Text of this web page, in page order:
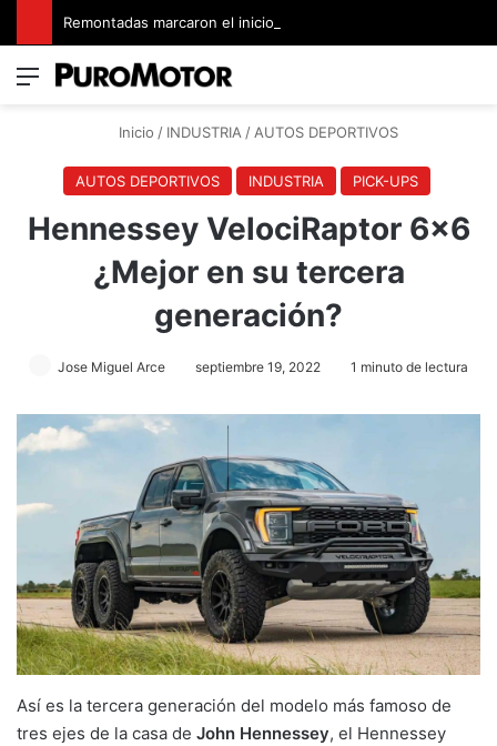
Menú
Inicio / INDUSTRIA / AUTOS DEPORTIVOS
AUTOS DEPORTIVOS INDUSTRIA PICK-UPS
Hennessey VelociRaptor 6×6
¿Mejor en su tercera
generación?
Jose Miguel Arce septiembre 19, 2022 1 minuto de lectura
Así es la tercera generación del modelo más famoso de
tres ejes de la casa de John Hennessey, el Hennessey